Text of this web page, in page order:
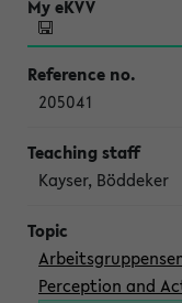
205041
Kayser, Böddeker
Perception and